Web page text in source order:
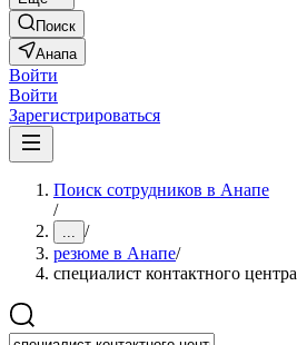
Поиск
Анапа
Войти
Войти
Зарегистрироваться
Поиск сотрудников в Анапе
/
... /
резюме в Анапе/
специалист контактного центра